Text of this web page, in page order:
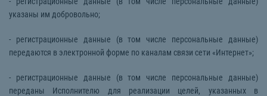
указаны им добровольно;
- регистрационные данные (в том числе персональные данные)
передаются в электронной форме по каналам связи сети «Интернет»;
- регистрационные данные (в том числе персональные данные)
переданы Исполнителю для реализации целей, указанных в